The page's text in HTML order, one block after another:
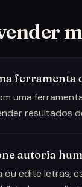
ferramenta
uma
resultados
autoria
ou edite letras,